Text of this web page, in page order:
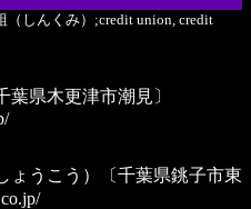
しんくみ）;credit union, credit
葉県木更津市潮見〕
ょうこう）〔千葉県銚子市東